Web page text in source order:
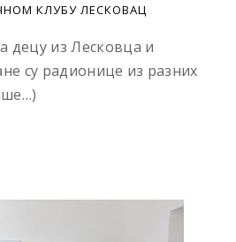
КЛУБУ ЛЕСКОВАЦ
децу из Лесковца и
су радионице из разних